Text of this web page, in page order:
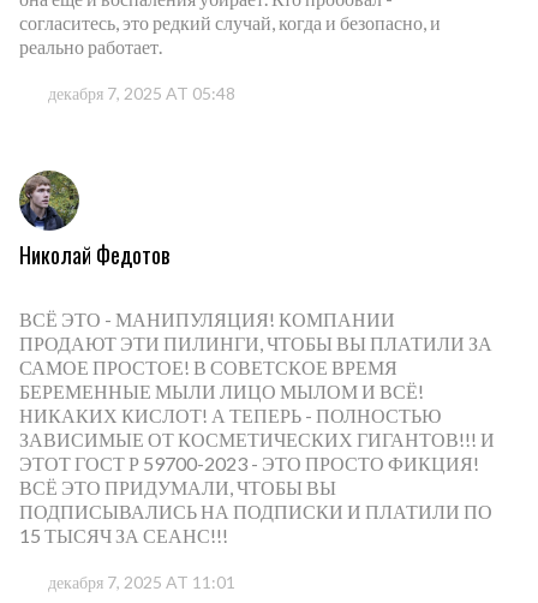
согласитесь, это редкий случай, когда и безопасно, и
реально работает.
декабря 7, 2025 AT 05:48
Николай Федотов
ВСЁ ЭТО - МАНИПУЛЯЦИЯ! КОМПАНИИ
ПРОДАЮТ ЭТИ ПИЛИНГИ, ЧТОБЫ ВЫ ПЛАТИЛИ ЗА
САМОЕ ПРОСТОЕ! В СОВЕТСКОЕ ВРЕМЯ
БЕРЕМЕННЫЕ МЫЛИ ЛИЦО МЫЛОМ И ВСЁ!
НИКАКИХ КИСЛОТ! А ТЕПЕРЬ - ПОЛНОСТЬЮ
ЗАВИСИМЫЕ ОТ КОСМЕТИЧЕСКИХ ГИГАНТОВ!!! И
ЭТОТ ГОСТ Р 59700-2023 - ЭТО ПРОСТО ФИКЦИЯ!
ВСЁ ЭТО ПРИДУМАЛИ, ЧТОБЫ ВЫ
ПОДПИСЫВАЛИСЬ НА ПОДПИСКИ И ПЛАТИЛИ ПО
15 ТЫСЯЧ ЗА СЕАНС!!!
декабря 7, 2025 AT 11:01